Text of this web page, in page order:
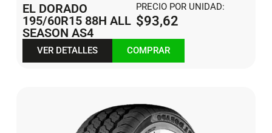
EL DORADO
195/60R15 88H ALL
SEASON AS4
PRECIO POR UNIDAD:
$93,62
VER DETALLES COMPRAR